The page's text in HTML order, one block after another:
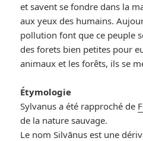
et savent se fondre dans la
aux yeux des humains.
pollution font que ce peuple
des forets bien petites pour
animaux et les forêts, ils se
Étymologie
Sylvanus a été rapproché de
de la nature sauvage.
Le nom Silvānus est une